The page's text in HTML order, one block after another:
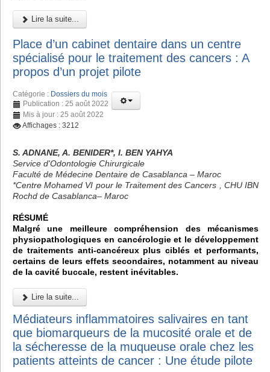
Lire la suite...
Place d’un cabinet dentaire dans un centre
spécialisé pour le traitement des cancers : A
propos d’un projet pilote
Catégorie : Dossiers du mois
Publication : 25 août 2022
Mis à jour : 25 août 2022
Affichages : 3212
S. ADNANE, A. BENIDER*, I. BEN YAHYA
Service d'Odontologie Chirurgicale
Faculté de Médecine Dentaire de Casablanca – Maroc
*Centre Mohamed VI pour le Traitement des Cancers , CHU IBN
Rochd de Casablanca– Maroc
RÉSUMÉ
Malgré une meilleure compréhension des mécanismes
physiopathologiques en cancérologie et le développement
de traitements anti-cancéreux plus ciblés et performants,
certains de leurs effets secondaires, notamment au niveau
de la cavité buccale, restent inévitables.
Lire la suite...
Médiateurs inflammatoires salivaires en tant
que biomarqueurs de la mucosité orale et de
la sécheresse de la muqueuse orale chez les
patients atteints de cancer : Une étude pilote